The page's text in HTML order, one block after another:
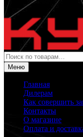
Искать:
Меню
Главная
Дилерам
Как совершить
Контакты
О магазине
Оплата и